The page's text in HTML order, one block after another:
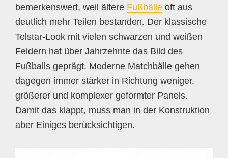
bemerkenswert, weil ältere Fußbälle oft aus
deutlich mehr Teilen bestanden. Der klassische
Telstar-Look mit vielen schwarzen und weißen
Feldern hat über Jahrzehnte das Bild des
Fußballs geprägt. Moderne Matchbälle gehen
dagegen immer stärker in Richtung weniger,
größerer und komplexer geformter Panels.
Damit das klappt, muss man in der Konstruktion
aber Einiges berücksichtigen.